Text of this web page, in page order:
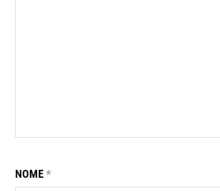
NOME *